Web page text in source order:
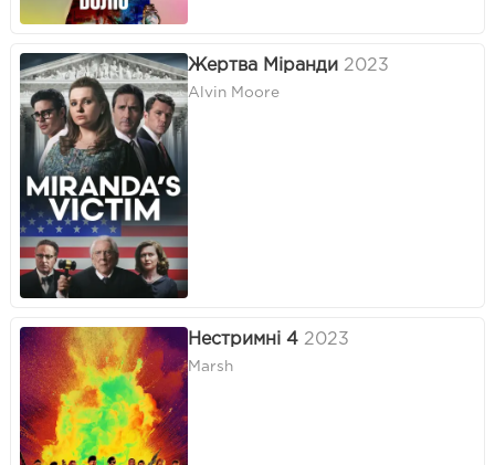
Жертва Міранди 2023
Alvin Moore
Нестримні 4 2023
Marsh